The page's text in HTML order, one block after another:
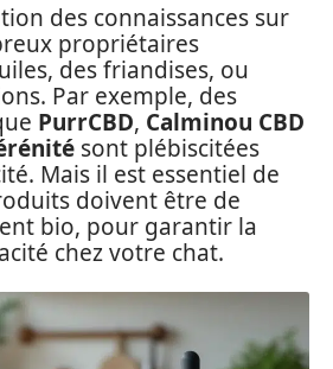
des connaissances sur
propriétaires
des friandises, ou
Par exemple, des
PurrCBD, Calminou CBD
sont plébiscitées
Mais il est essentiel de
doivent être de
bio, pour garantir la
chez votre chat.